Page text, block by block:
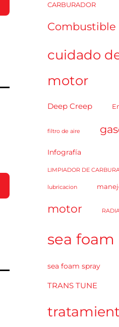
CARBURADOR
Combustible
cuidado
motor
Deep Creep
filtro de aire
Infografía
LIMPIADOR DE
lubricacion
motor
sea foam
sea foam spray
TRANS TUNE